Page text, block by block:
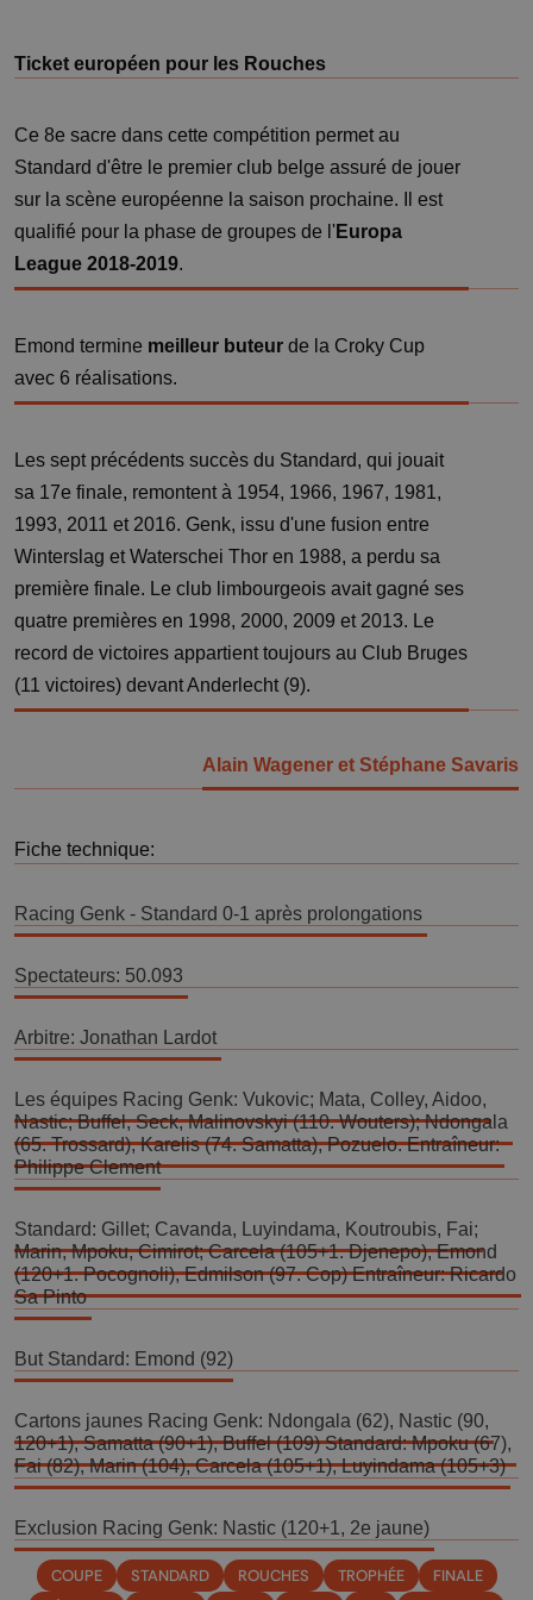
Ticket européen pour les Rouches
Ce 8e sacre dans cette compétition permet au
Standard d'être le premier club belge assuré de jouer
sur la scène européenne la saison prochaine. Il est
qualifié pour la phase de groupes de l'Europa
League 2018-2019.
Emond termine meilleur buteur de la Croky Cup
avec 6 réalisations.
Les sept précédents succès du Standard, qui jouait
sa 17e finale, remontent à 1954, 1966, 1967, 1981,
1993, 2011 et 2016. Genk, issu d'une fusion entre
Winterslag et Waterschei Thor en 1988, a perdu sa
première finale. Le club limbourgeois avait gagné ses
quatre premières en 1998, 2000, 2009 et 2013. Le
record de victoires appartient toujours au Club Bruges
(11 victoires) devant Anderlecht (9).
Alain Wagener et Stéphane Savaris
Fiche technique:
Racing Genk - Standard 0-1 après prolongations
Spectateurs: 50.093
Arbitre: Jonathan Lardot
Les équipes Racing Genk: Vukovic; Mata, Colley, Aidoo,
Nastic; Buffel, Seck, Malinovskyi (110. Wouters); Ndongala
(65. Trossard), Karelis (74. Samatta), Pozuelo. Entraîneur:
Philippe Clement
Standard: Gillet; Cavanda, Luyindama, Koutroubis, Fai;
Marin, Mpoku, Cimirot; Carcela (105+1. Djenepo), Emond
(120+1. Pocognoli), Edmilson (97. Cop) Entraîneur: Ricardo
Sa Pinto
But Standard: Emond (92)
Cartons jaunes Racing Genk: Ndongala (62), Nastic (90,
120+1), Samatta (90+1), Buffel (109) Standard: Mpoku (67),
Fai (82), Marin (104), Carcela (105+1), Luyindama (105+3)
Exclusion Racing Genk: Nastic (120+1, 2e jaune)
COUPE STANDARD ROUCHES TROPHÉE
FINALE